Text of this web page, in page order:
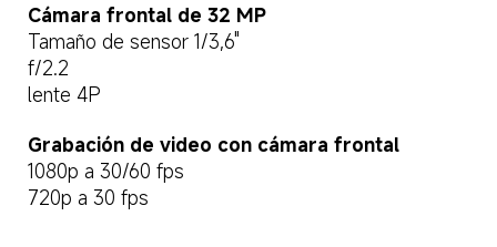
Cámara frontal de 32 MP
Tamaño de sensor 1/3,6"
f/2.2
lente 4P
Grabación de video con cámara frontal
1080p a 30/60 fps
720p a 30 fps